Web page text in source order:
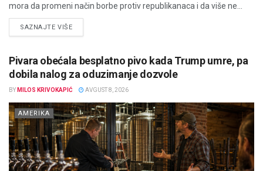
mora da promeni način borbe protiv republikanaca i da više ne...
SAZNAJTE VIŠEDETAILS
Pivara obećala besplatno pivo kada Trump umre, pa
dobila nalog za oduzimanje dozvole
BY MILOS KRIVOKAPIĆ AVGUST 8, 2026
AMERIKA